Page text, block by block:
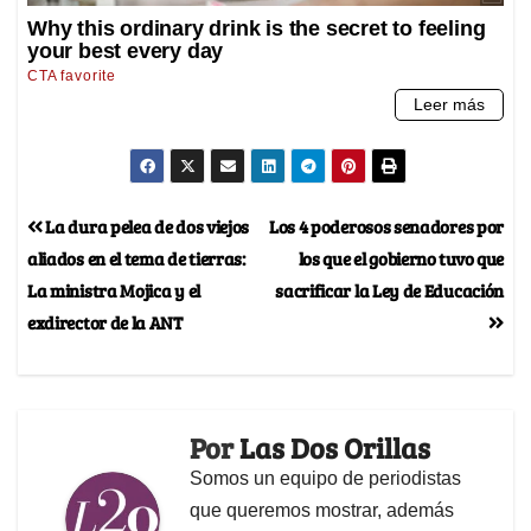
Los 4 poderosos senadores por
los que el gobierno tuvo que
sacrificar la Ley de Educación
La dura pelea de dos viejos
aliados en el tema de tierras:
La ministra Mojica y el
exdirector de la ANT
PorLas Dos Orillas
Somos un equipo de periodistas
que queremos mostrar, además